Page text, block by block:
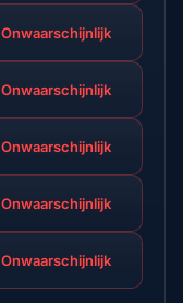
Onwaarschijnlijk
Onwaarschijnlijk
Onwaarschijnlijk
Onwaarschijnlijk
Onwaarschijnlijk